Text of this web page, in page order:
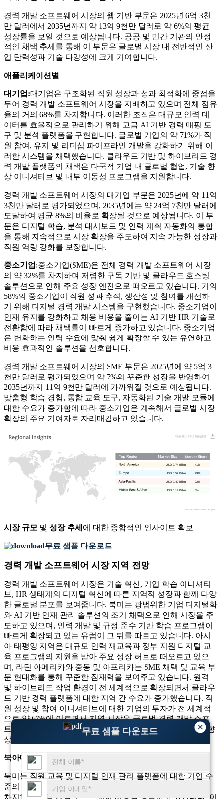
×
무료 샘플 다운로드
경력 개발 소프트웨어 시장의 웹 기반 부문은 2025년 6억 3천
만 달러에서 2035년까지 약 13억 9천만 달러로 약 6%의 평균
성장률을 보일 것으로 예상됩니다. 공공 및 민간 기관의 안정
적인 채택 추세를 통해 이 부문은 글로벌 시장 내 전반적인 산
업 탄력성과 기술 다양성에 크게 기여합니다.
애플리케이션별
대기업:대기업은 구조화된 직원 성장과 성과 최적화에 중점을
두어 경력 개발 소프트웨어 시장을 지배하고 있으며 전체 점유
율의 거의 68%를 차지합니다. 이러한 조직은 대규모 인력 데
이터를 효율적으로 관리하기 위해 고급 AI 기반 경력 매핑 도
구 및 분석 플랫폼을 구현합니다. 글로벌 기업의 약 71%가 직
원 참여, 유지 및 리더십 파이프라인 개발을 강화하기 위해 이
러한 시스템을 채택했습니다. 클라우드 기반 및 하이브리드 경
력 개발 플랫폼의 채택은 다국적 기업 내 글로벌 협업, 기술 향
상 이니셔티브 및 내부 이동성 프로그램을 지원합니다.
경력 개발 소프트웨어 시장의 대기업 부문은 2025년에 약 11억
3천만 달러로 평가되었으며, 2035년에는 약 24억 7천만 달러에
도달하여 평균 8%의 비율로 확장될 것으로 예상됩니다. 이 부
문은 디지털 학습, 분석 대시보드 및 인력 계획 자동화의 통합
을 통해 지속적으로 시장 확장을 주도하여 지속 가능한 성장과
직원 역량 강화를 보장합니다.
중소기업:중소기업(SME)은 전체 경력 개발 소프트웨어 시장
의 약 32%를 차지하며 저렴한 구독 기반 및 클라우드 호스팅
솔루션으로 인해 주요 성장 엔진으로 떠오르고 있습니다. 거의
58%의 중소기업이 직원 성과 추적, 생산성 및 참여를 개선하
기 위해 디지털 경력 개발 시스템을 구현했습니다. 중소기업이
인재 유지를 강화하고 채용 비용을 줄이는 AI 기반 HR 기술로
전환함에 따라 채택률이 빠르게 증가하고 있습니다. 중소기업
은 변화하는 인력 수요에 맞춰 쉽게 확장할 수 있는 유연하고
비용 효과적인 솔루션을 선호합니다.
경력 개발 소프트웨어 시장의 SME 부문은 2025년에 약 5억 3
천만 달러로 평가되었으며 약 7%의 꾸준한 성장을 반영하여
2035년까지 11억 9천만 달러에 가까워질 것으로 예상됩니다.
맞춤형 학습 경험, 통합 교육 도구, 자동화된 기술 개발 모듈에
대한 수요가 증가함에 따라 중소기업은 계속해서 글로벌 시장
확장의 주요 기여자로 자리매김하고 있습니다.
8%
USD 0.14 Billion
22%
USD 0.40 Billion
29%
USD 0.52 Billion
41%
USD 0.74 Billion
시장 규모 및 성장 추세 에 대한 종합적인 인사이트 확보
무료 샘플 다운로드
경력 개발 소프트웨어 시장 지역 전망
경력 개발 소프트웨어 시장은 기술 혁신, 기업 학습 이니셔티
브, HR 생태계의 디지털 혁신에 따른 지역적 성장과 함께 다양
한 글로벌 분포를 보여줍니다. 북미는 광범위한 기업 디지털화
와 AI 기반 인재 관리 솔루션의 조기 채택으로 인해 시장을 주
도하고 있으며, 인력 개발 및 규정 준수 기반 학습 프로그램이
빠르게 확장되고 있는 유럽이 그 뒤를 따르고 있습니다. 아시
아 태평양 지역은 대규모 인력 재교육과 정부 지원 디지털 교
육 프로그램의 지원을 받아 주요 성장 허브로 떠오르고 있으
며, 라틴 아메리카와 중동 및 아프리카는 SME 채택 및 교육 부
문 현대화를 통해 꾸준한 잠재력을 보여주고 있습니다. 원격
및 하이브리드 작업 환경이 전 세계적으로 확장되면서 클라우
드 기반 경력 플랫폼에 대한 지역 간 수요가 증가했습니다. 직
원 성장 및 참여 이니셔티브에 대한 기업의 투자가 전 세계적
으로 약 67%에 이르면서 지역 시장은 글로벌 경력 개발 소프
트웨어 시장의 데이터 기반 분석, 통합 기능 및 인력 민첩성 향
상에 중점을 두고 계속 발전하고 있습니다.
북아메리카
북미는 직원 교육 및 디지털 인재 관리 플랫폼에 대한 기업 수
준의 강력한 투자로 인해 전 세계적으로 약 41%의 점유율을
차지하며 경력 개발 소프트웨어 시장을 장악하고 있습니다. 이